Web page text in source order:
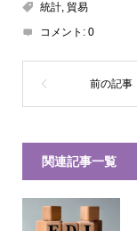
統計, 貿易
コメント: 0
関連記事一覧